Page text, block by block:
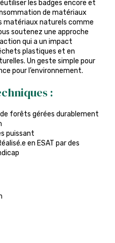
les badges encore et
de matériaux
matériaux naturels comme
soutenez une approche
qui a un impact
plastiques et en
Un geste simple pour
pour l’environnement.
:
forêts gérées durablement
puissant
en ESAT par des